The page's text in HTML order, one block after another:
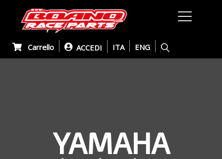
Carrello ACCEDI ITA ENG
YAMAHA